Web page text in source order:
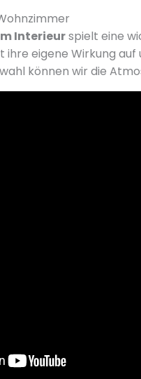
Interieurspielt eine
ihre eigene Wirkung
können wir die